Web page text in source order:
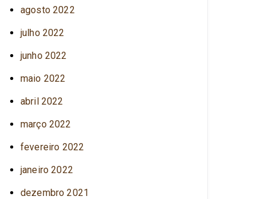
agosto 2022
julho 2022
junho 2022
maio 2022
abril 2022
março 2022
fevereiro 2022
janeiro 2022
dezembro 2021